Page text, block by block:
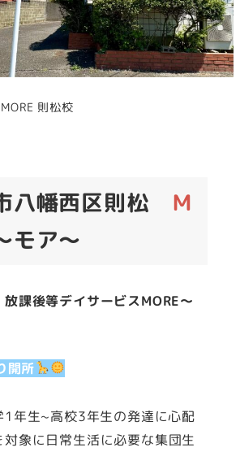
MORE 則松校
八幡西区則松 Ｍ
モア～
課後等デイサービスMORE～
開所
1年生~高校3年生の発達に心配
象に日常生活に必要な集団生